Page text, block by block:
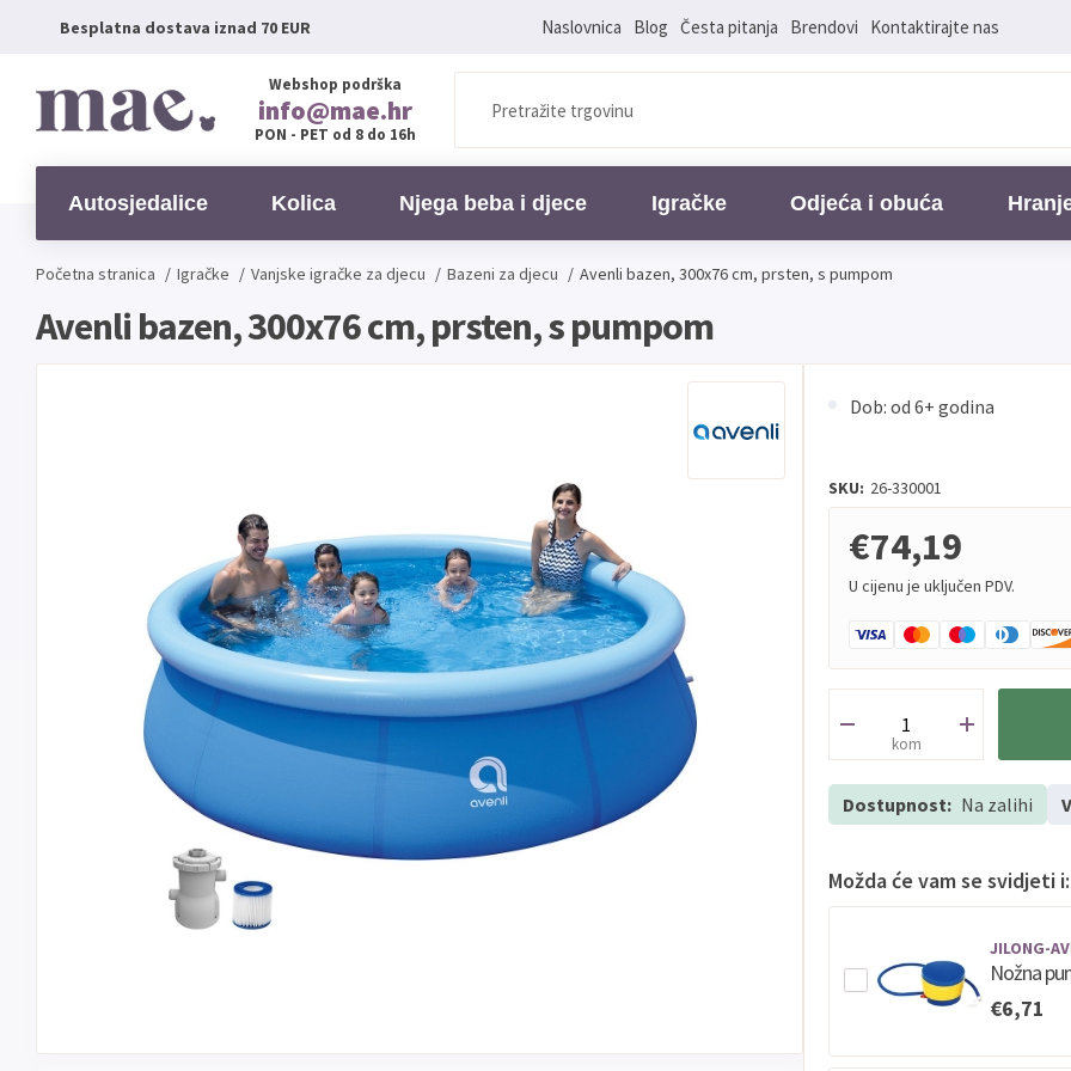
Besplatna dostava iznad 70 EUR Naslovnica Blog Česta pitanja Brendovi Kontaktirajte nas
Webshop podrška
info@mae.hr
PON - PET od 8 do 16h
Autosjedalice Kolica Njega beba i djece Igračke Odjeća i obuća
Početna stranica / Igračke / Vanjske igračke za djecu / Bazeni za djecu / Avenli bazen, 300x76 cm, prsten, s pumpom
Avenli bazen, 300x76 cm, prsten, s pumpom
Dob: od 6+ godina
SKU: 26-330001
€74,19
U cijenu je uključen PDV.
kom
Dostupnost: Na zalihi
Možda će vam se svidjeti i:
JILONG-
Nožna
€6,71